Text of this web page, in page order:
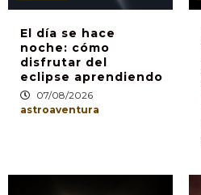
El día se hace
noche: cómo
disfrutar del
eclipse aprendiendo
07/08/2026
astroaventura